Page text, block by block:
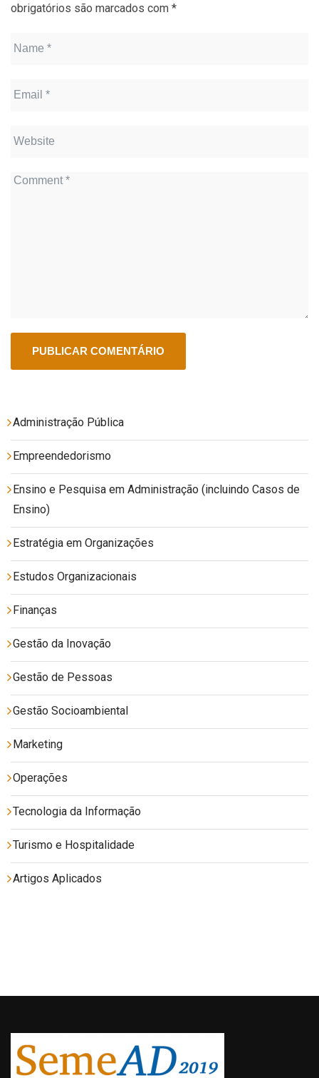
obrigatórios são marcados com *
Administração Pública
Empreendedorismo
Ensino e Pesquisa em Administração (incluindo Casos de
Ensino)
Estratégia em Organizações
Estudos Organizacionais
Finanças
Gestão da Inovação
Gestão de Pessoas
Gestão Socioambiental
Marketing
Operações
Tecnologia da Informação
Turismo e Hospitalidade
Artigos Aplicados